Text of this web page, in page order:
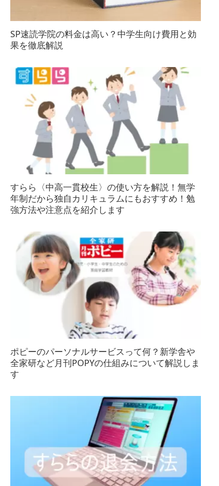
SP速読学院の料金は高い？中学生向け費用と効
果を徹底解説
すらら〈中高一貫校生〉の使い方を解説！無学
年制だから独自カリキュラムにもおすすめ！勉
強方法や注意点を紹介します
ポピーのパーソナルサービスって何？新学舎や
全家研など月刊POPYの仕組みについて解説しま
す